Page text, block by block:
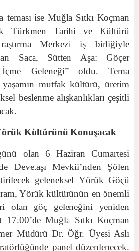
ise Muğla Sıtkı Koçman
Türkmen Tarihi ve Kültürü
Merkezi iş birliğiyle
Saca, Sütten Aşa: Göçer
Geleneği” oldu. Tema
yaşamın mutfak kültürü, üretim
beslenme alışkanlıkları çeşitli
Kültürünü Konuşacak
olan 6 Haziran Cumartesi
Devetaşı Mevkii’nden Şölen
geleneksel Yörük Göçü
Yörük kültürünün en önemli
olan göç geleneğini yeniden
17.00’de Muğla Sıtkı Koçman
Müdürü Dr. Öğr. Üyesi Aslı
panel düzenlenecek.